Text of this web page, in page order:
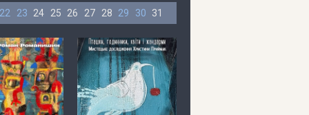
22 23 24 25 26 27 28 29 30 31